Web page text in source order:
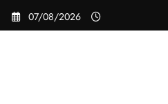
Pular
para
07/08/2026